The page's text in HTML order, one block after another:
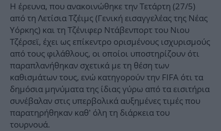
Η έρευνα, που ανακοινώθηκε την Τετάρτη (27/5)
από τη Λετίσια Τζέιμς (Γενική εισαγγελέας της Νέας
Υόρκης) και τη Τζένιφερ Ντάβενπορτ του Νιου
Τζέρσεϊ, έχει ως επίκεντρο ορισμένους ισχυρισμούς
από τους φιλάθλους, οι οποίοι υποστηρίζουν ότι
παραπλανήθηκαν σχετικά με τη θέση των
καθισμάτων τους, ενώ κατηγορούν την FIFA ότι τα
δημόσια μηνύματα της ίδιας γύρω από τα εισιτήρια
συνέβαλαν στις υπερβολικά αυξημένες τιμές που
παρατηρήθηκαν καθ’ όλη τη διάρκεια του
τουρνουά.